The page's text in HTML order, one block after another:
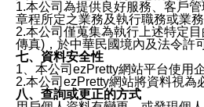
1.本公司為提供良好服務、客戶
章程所定之業務及執行職務或業
2.本公司僅蒐集為執行上述特定
傳真)，於中華民國境內及法令許
七、資料安全性
1、本公司ezPretty網站平台使用
2.本公司ezPretty網站將資料視為
八、查詢或更正的方式